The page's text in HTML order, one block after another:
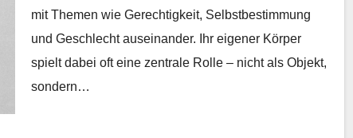
mit The­men wie Gerechtigkeit, Selb­st­bes­tim­mung
und Geschlecht auseinan­der. Ihr eigen­er Kör­p­er
spielt dabei oft eine zen­trale Rolle – nicht als Objekt,
son­dern…